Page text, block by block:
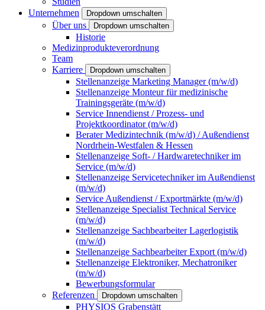
Unternehmen
Dropdown umschalten
Über uns Dropdown umschalten
Historie
Medizinprodukteverordnung
Team
Karriere
Dropdown umschalten
Stellenanzeige Marketing Manager (m/w/d)
Stellenanzeige Monteur für medizinische
Trainingsgeräte (m/w/d)
Service Innendienst / Prozess- und
Projektkoordinator (m/w/d)
Berater Medizintechnik (m/w/d) / Außendienst
Nordrhein-Westfalen & Hessen
Stellenanzeige Soft- / Hardwaretechniker im
Service (m/w/d)
Stellenanzeige Servicetechniker im Außendienst
(m/w/d)
Service Außendienst / Exportmärkte (m/w/d)
Stellenanzeige Specialist Technical Service
(m/w/d)
Stellenanzeige Sachbearbeiter Lagerlogistik
(m/w/d)
Stellenanzeige Sachbearbeiter Export (m/w/d)
Stellenanzeige Elektroniker, Mechatroniker
(m/w/d)
Bewerbungsformular
Referenzen
Dropdown umschalten
PHYSIOS Grabenstätt